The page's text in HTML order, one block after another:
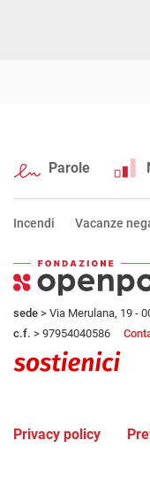
Parole
Incendi Vacanze
sede > Via Merulana, 19 -
c.f. > 97954040586
Privacy policy